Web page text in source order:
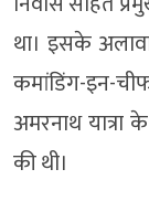
था। इसके
कमांडिंग-इन-
अमरनाथ यात्रा
की थी।